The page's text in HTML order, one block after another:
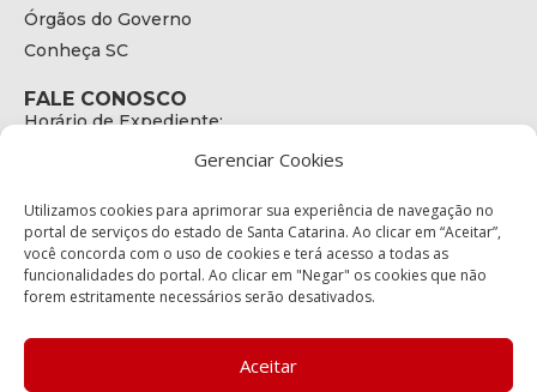
Gerenciar Cookies
Utilizamos cookies para aprimorar sua experiência de navegação no
portal de serviços do estado de Santa Catarina. Ao clicar em “Aceitar”,
você concorda com o uso de cookies e terá acesso a todas as
funcionalidades do portal. Ao clicar em "Negar" os cookies que não
forem estritamente necessários serão desativados.
Aceitar
Órgãos do Governo
Conheça SC
FALE CONOSCO
Horário de Expediente:
E-mail:
secretariaexecutiva@cetran.sc.gov.br
ENDEREÇO
Endereço:
Bairro:
Coqueiros, Florianópolis SC